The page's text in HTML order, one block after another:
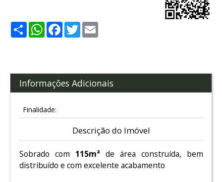
ShareWhatsApp
Facebook
Twitter
Informações Adicionais
Finalidade:
Descrição do Imóvel
Sobrado com 115m²de área construída, bem
distribuído e com excelente acabamento